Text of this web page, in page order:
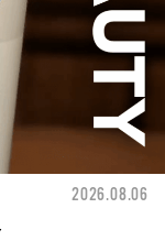
2026.08.06